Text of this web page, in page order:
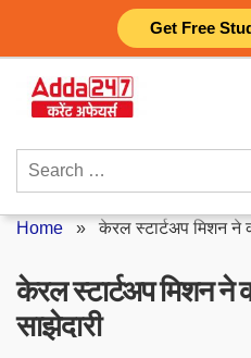
Get Free
content
Search
Home »केरल स्टार्टअप मिशन ने
केरल स्टार्टअप मिशन
साझेदारी